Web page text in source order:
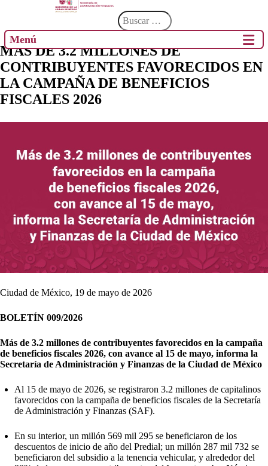
Menú
MÁS DE 3.2 MILLONES DE
CONTRIBUYENTES FAVORECIDOS EN
LA CAMPAÑA DE BENEFICIOS
FISCALES 2026
Ciudad de México, 19 de mayo de 2026
BOLETÍN 009/2026
Más de 3.2 millones de contribuyentes favorecidos en la campaña
de beneficios fiscales 2026, con avance al 15 de mayo, informa la
Secretaría de Administración y Finanzas de la Ciudad de México
Al 15 de mayo de 2026, se registraron 3.2 millones de capitalinos
favorecidos con la campaña de beneficios fiscales de la Secretaría
de Administración y Finanzas (SAF).
En su interior, un millón 569 mil 295 se beneficiaron de los
descuentos de inicio de año del Predial; un millón 287 mil 732 se
beneficiaron del subsidio a la tenencia vehicular, y alrededor del